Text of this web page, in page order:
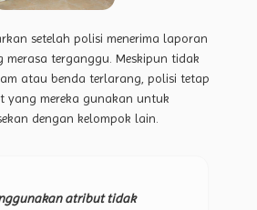
setelah polisi menerima laporan
terganggu. Meskipun tidak
atau benda terlarang, polisi tetap
yang mereka gunakan untuk
dengan kelompok lain.
atribut tidak